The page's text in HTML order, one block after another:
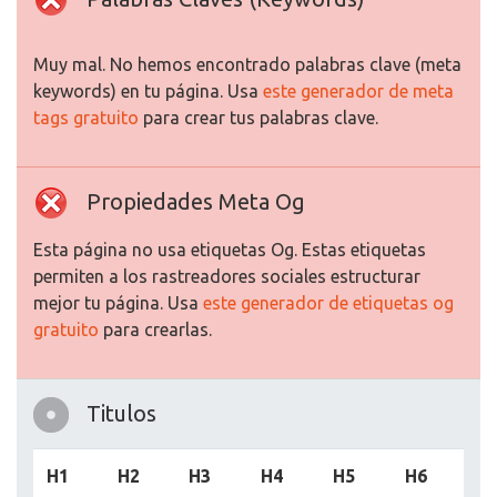
Muy mal. No hemos encontrado palabras clave (meta
keywords) en tu página. Usa este generador de meta
tags gratuito para crear tus palabras clave.
Propiedades Meta Og
Esta página no usa etiquetas Og. Estas etiquetas
permiten a los rastreadores sociales estructurar
mejor tu página. Usa este generador de etiquetas og
gratuito para crearlas.
Titulos
H1 H2 H3 H4 H5 H6